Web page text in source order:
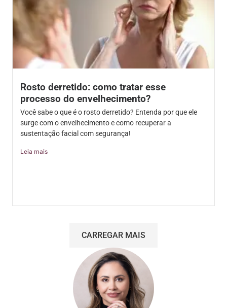
Rosto derretido: como tratar esse
processo do envelhecimento?
Você sabe o que é o rosto derretido? Entenda por que ele
surge com o envelhecimento e como recuperar a
sustentação facial com segurança!
Leia mais
CARREGAR MAIS